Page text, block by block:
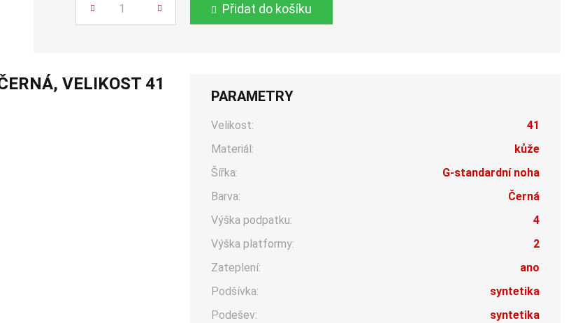
Přidat do košíku
VELIKOST 41
PARAMETRY
Velikost:
41
Materiál:
kůže
Šířka:
G-standardní noha
Barva:
Černá
Výška podpatku:
4
Výška platformy:
2
Zateplení:
ano
Podšívka:
syntetika
Podešev:
syntetika